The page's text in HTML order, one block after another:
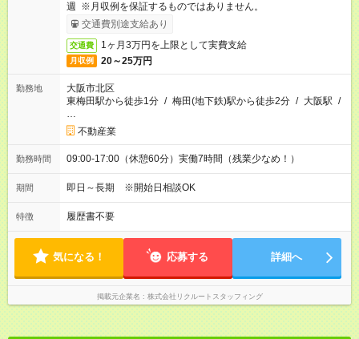
週 ※月収例を保証するものではありません。
交通費別途支給あり
交通費 1ヶ月3万円を上限として実費支給
月収例 20～25万円
勤務地
大阪市北区
東梅田駅から徒歩1分 / 梅田(地下鉄)駅から徒歩2分 / 大阪駅 /
…
不動産業
勤務時間 09:00-17:00（休憩60分）実働7時間（残業少なめ！）
期間 即日～長期 ※開始日相談OK
特徴 履歴書不要
気になる！ 応募する 詳細へ
掲載元企業名 株式会社リクルートスタッフィング